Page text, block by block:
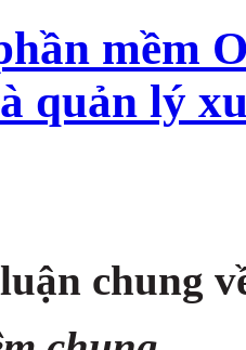
mềm
quản lý
chung